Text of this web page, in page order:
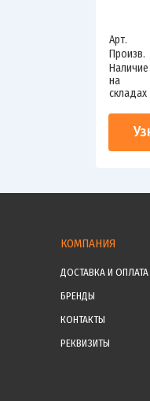
Арт.
Произв.
Наличие
на
складах
КОМПАНИЯ
ДОСТАВКА И ОПЛАТА
БРЕНДЫ
КОНТАКТЫ
РЕКВИЗИТЫ